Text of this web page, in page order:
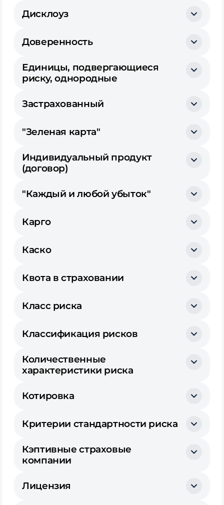
Дисклоуз
Доверенность
Единицы, подвергающиеся
риску, однородные
Застрахованный
"Зеленая карта"
Индивидуальный продукт
(договор)
"Каждый и любой убыток"
Карго
Каско
Квота в страховании
Класс риска
Классификация рисков
Количественные
характеристики риска
Котировка
Критерии стандартности риска
Кэптивные страховые
компании
Лицензия